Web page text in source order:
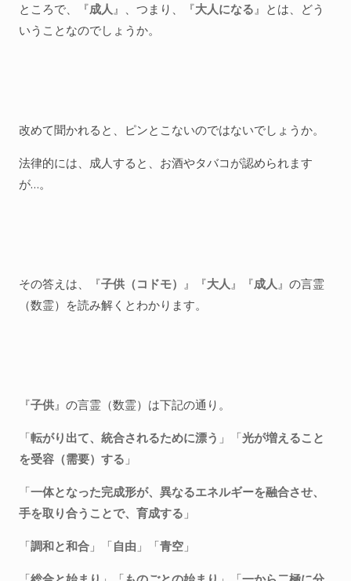
ところで、『成人』、つまり、『大人になる』とは、どう
いうことなのでしょうか。
改めて聞かれると、ピンとこないのではないでしょうか。
法律的には、成人すると、お酒やタバコが認められます
が…。
その答えは、『子供（コドモ） 』『大人』『成人』の言霊
（数霊）を読み解くとわかります。
『子供』の言霊（数霊）は下記の通り。
「転がり出て、統合されるために漂う 」「光が増えること
を受容（需要）する 」
「一体となった完成形が、異なるエネルギーを融合させ、
手を取り合うことで、育成する 」
「調和と和合 」「自由 」「青空 」